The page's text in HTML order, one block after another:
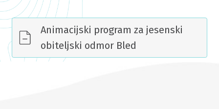
Animacijski program za jesenski
obiteljski odmor Bled